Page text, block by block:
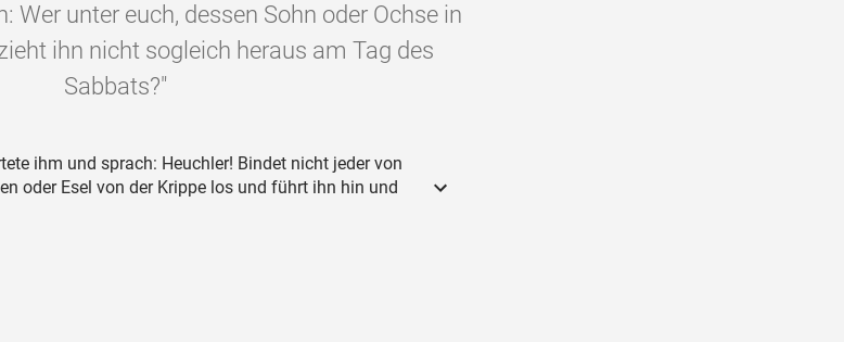
Wer unter euch, dessen Sohn oder Ochse in
ihn nicht sogleich heraus am Tag des
Sabbats?"
ihm und sprach: Heuchler! Bindet nicht jeder von
oder Esel von der Krippe los und führt ihn hin und